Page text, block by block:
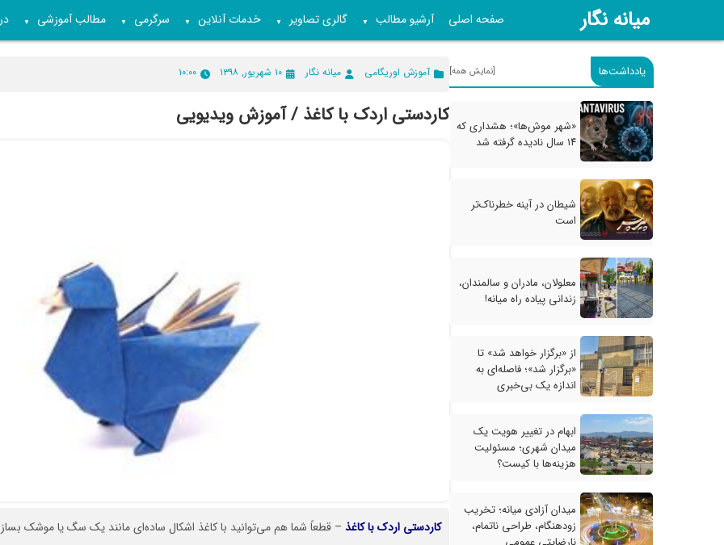
میانه نگار صفحه اصلی آرشیو مطالب ▼ گالری تصاویر ▼ خدمات آنلاین ▼ سرگرمی ▼ مطالب آموزشی ▼
یادداشت‌ها [نمایش همه]
«شهر موش‌ها»؛ هشداری که
۱۴ سال نادیده گرفته شد
شیطان در آینه خطرناک‌تر
است
معلولان، مادران و سالمندان،
زندانی پیاده راه میانه!
از «برگزار خواهد شد» تا
«برگزار شد»؛ فاصله‌ای به
اندازه یک بی‌خبری
ابهام در تغییر هویت یک
میدان شهری؛ مسئولیت
هزینه‌ها با کیست؟
میدان آزادی میانه؛ تخریب
زودهنگام، طراحی ناتمام،
آموزش اوریگامی میانه نگار ۱۰ شهریور, ۱۳۹۸ ۱۰:۰۰
کاردستی اردک با کاغذ / آموزش ویدیویی
کاردستی اردک با کاغذ – قطعاً شما هم می‌توانید با کاغذ اشکال ساده‌ای مانند یک سگ یا موشک